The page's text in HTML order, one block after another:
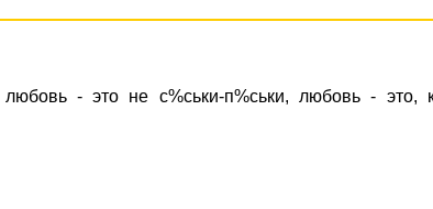
- это не с%ськи-п%ськи, любовь - это,